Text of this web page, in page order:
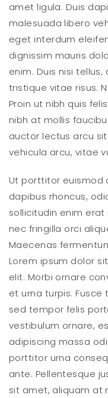
amet ligula. Duis
malesuada libero
eget interdum
dignissim mauris
enim. Duis nisi
tristique vitae risus.
Proin ut nibh quis
nibh at mollis
auctor lectus arcu
vehicula arcu, vitae
Ut porttitor euismod
dapibus rhoncus,
sollicitudin enim
nec fringilla orci
Maecenas
Lorem ipsum dolor
elit. Morbi ornare
et urna turpis.
sed tempor felis
vestibulum ornare,
adipiscing massa
porttitor urna
ante. Pellentesque
sit amet, aliquam at